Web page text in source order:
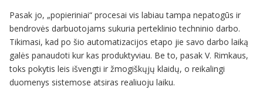
Pasak jo, „popieriniai“ procesai vis labiau tampa nepatogūs ir
bendrovės darbuotojams sukuria perteklinio techninio darbo.
Tikimasi, kad po šio automatizacijos etapo jie savo darbo laiką
galės panaudoti kur kas produktyviau. Be to, pasak V. Rimkaus,
toks pokytis leis išvengti ir žmogiškųjų klaidų, o reikalingi
duomenys sistemose atsiras realiuoju laiku.